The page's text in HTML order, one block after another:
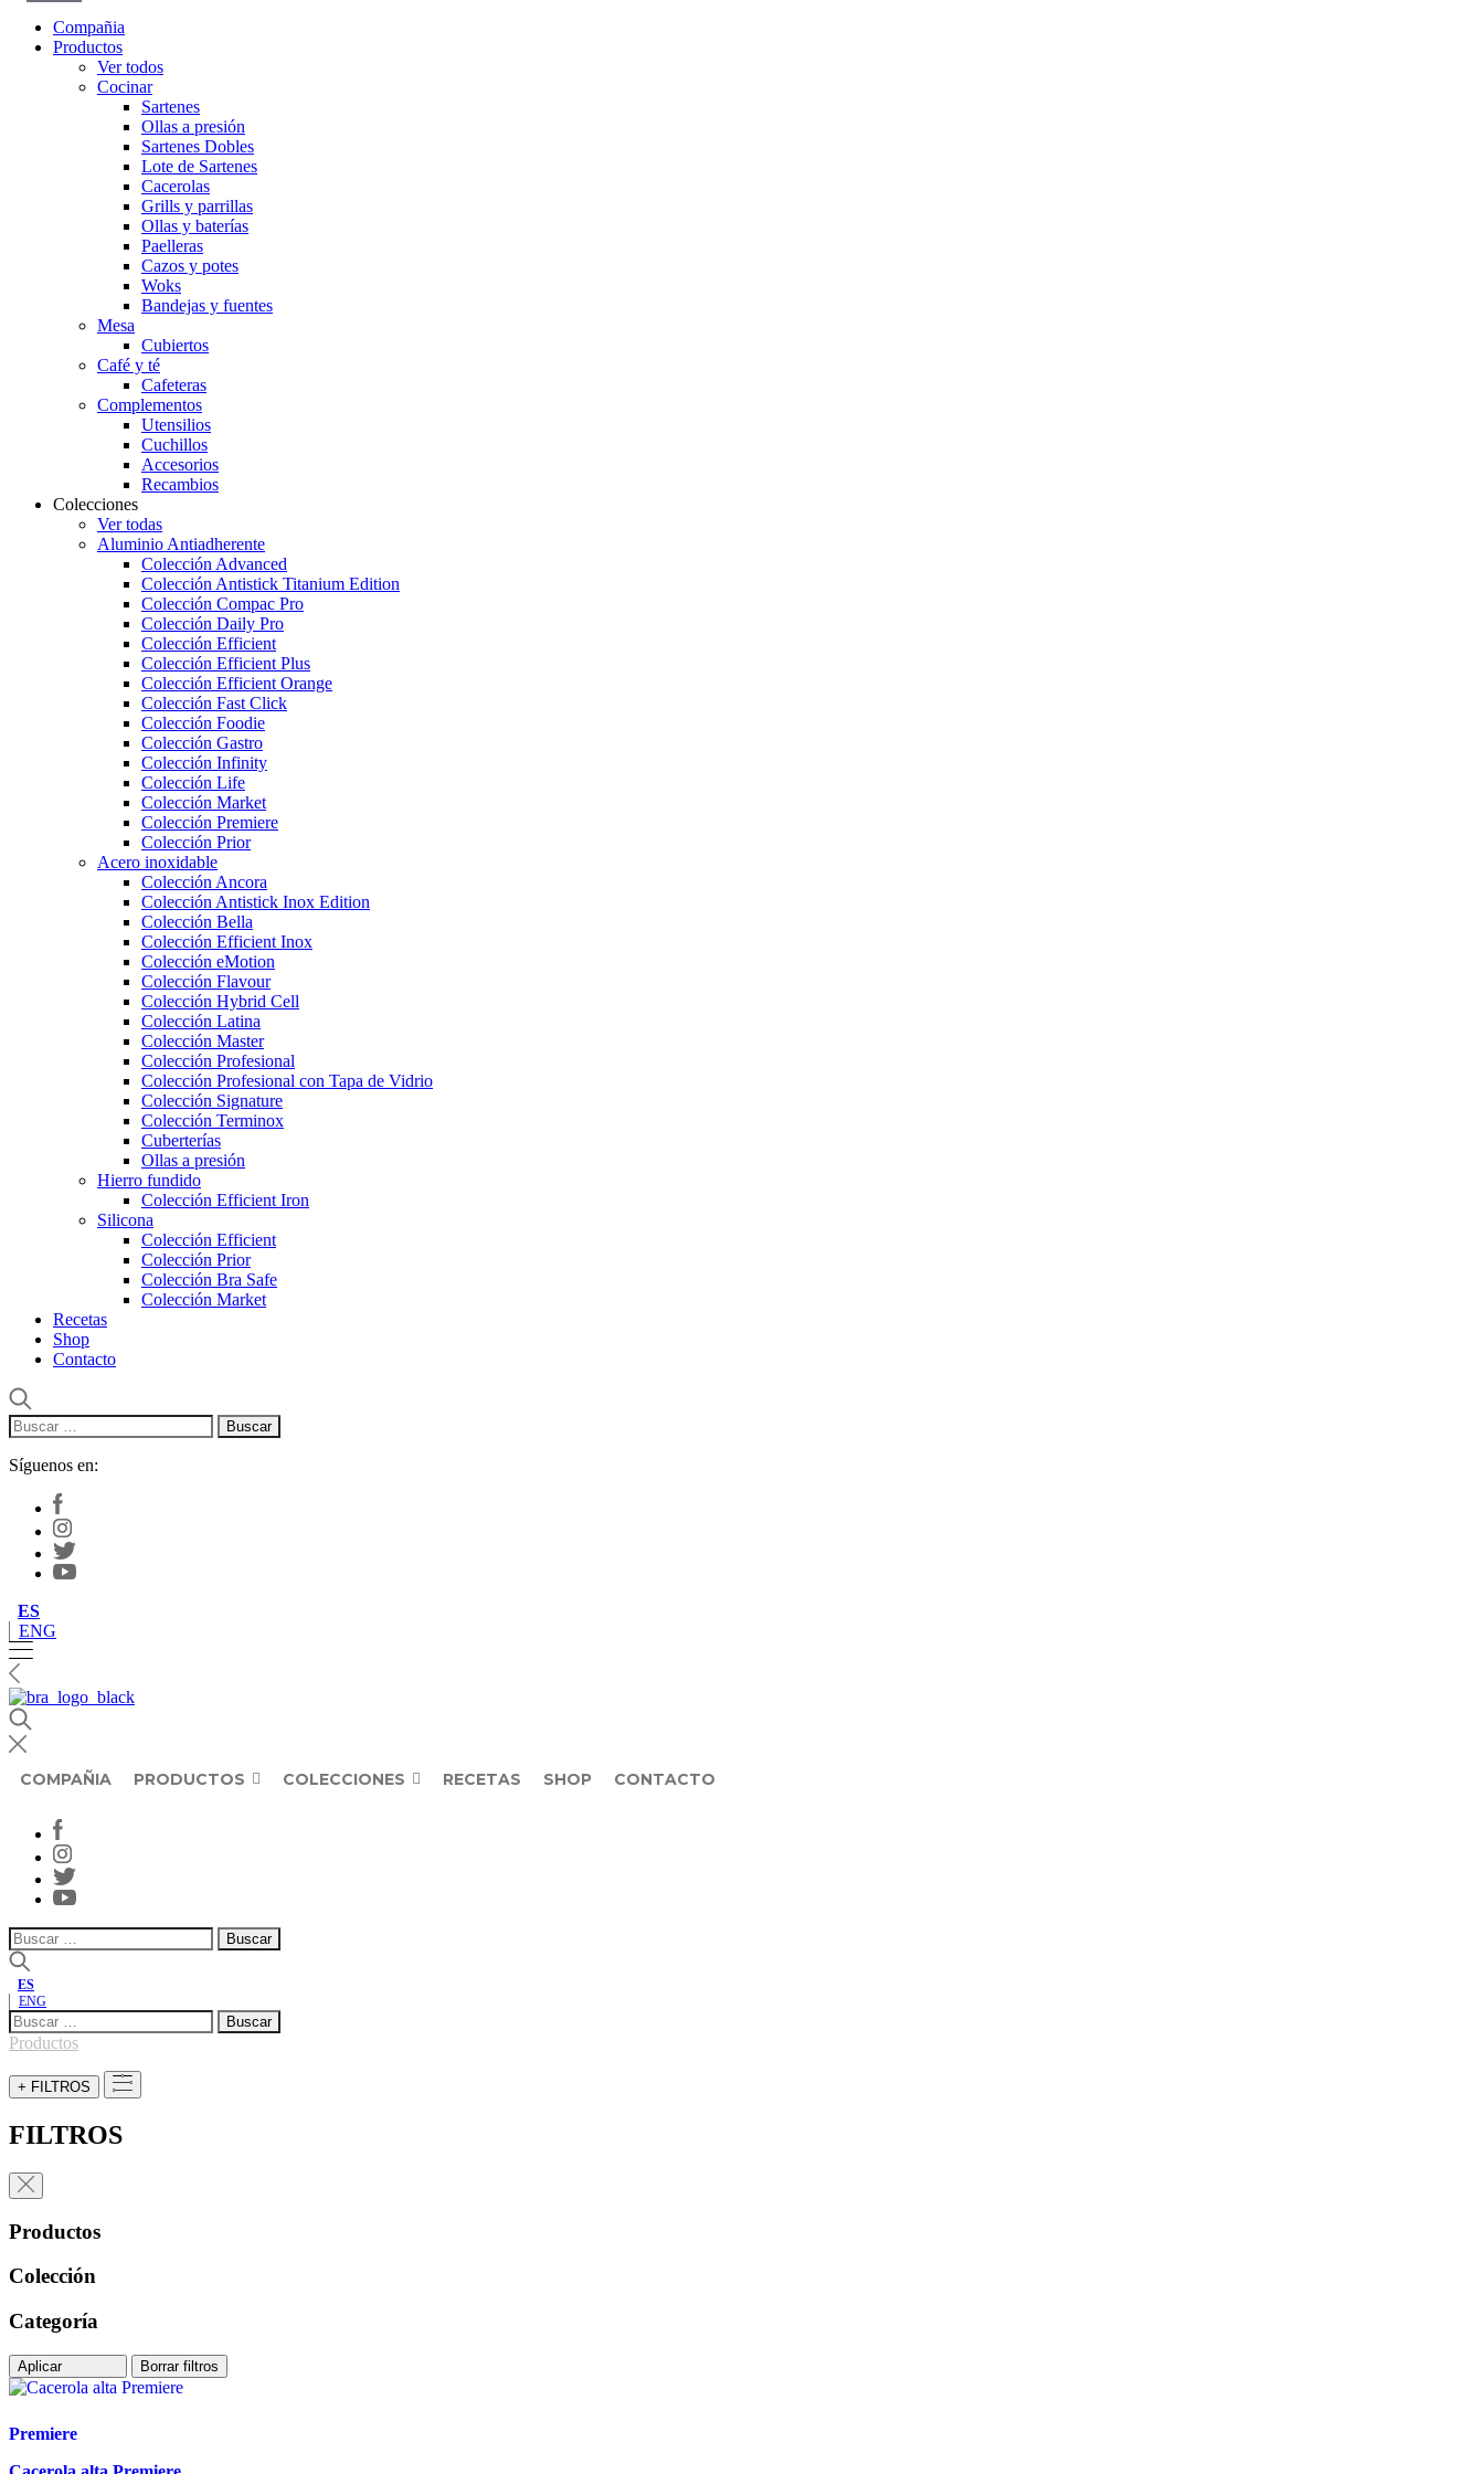
Compañia
Productos
Ver todos
Cocinar
Sartenes
Ollas a presión
Sartenes Dobles
Lote de Sartenes
Cacerolas
Grills y parrillas
Ollas y baterías
Paelleras
Cazos y potes
Woks
Bandejas y fuentes
Mesa
Cubiertos
Café y té
Cafeteras
Complementos
Utensilios
Cuchillos
Accesorios
Recambios
Colecciones
Ver todas
Aluminio Antiadherente
Colección Advanced
Colección Antistick Titanium Edition
Colección Compac Pro
Colección Daily Pro
Colección Efficient
Colección Efficient Plus
Colección Efficient Orange
Colección Fast Click
Colección Foodie
Colección Gastro
Colección Infinity
Colección Life
Colección Market
Colección Premiere
Colección Prior
Acero inoxidable
Colección Ancora
Colección Antistick Inox Edition
Colección Bella
Colección Efficient Inox
Colección eMotion
Colección Flavour
Colección Hybrid Cell
Colección Latina
Colección Master
Colección Profesional
Colección Profesional con Tapa de Vidrio
Colección Signature
Colección Terminox
Cuberterías
Ollas a presión
Hierro fundido
Colección Efficient Iron
Silicona
Colección Efficient
Colección Prior
Colección Bra Safe
Colección Market
Recetas
Shop
Contacto
Buscar:
Síguenos en:
ES
ENG
COMPAÑIA PRODUCTOS COLECCIONES RECETAS SHOP CONTACTO
Buscar:
ES
ENG
Buscar:
Productos
+ FILTROS
FILTROS
Productos
Colección
Categoría
Aplicar Borrar filtros
Premiere